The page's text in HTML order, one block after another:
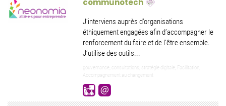
communotech
J’interviens auprès d’organisations
éthiquement engagées afin d’accompagner le
renforcement du faire et de l’être ensemble.
J’utilise des outils...
gouvernance, consultations, stratégie digitale, Facilitation,
Accompagnement au changement